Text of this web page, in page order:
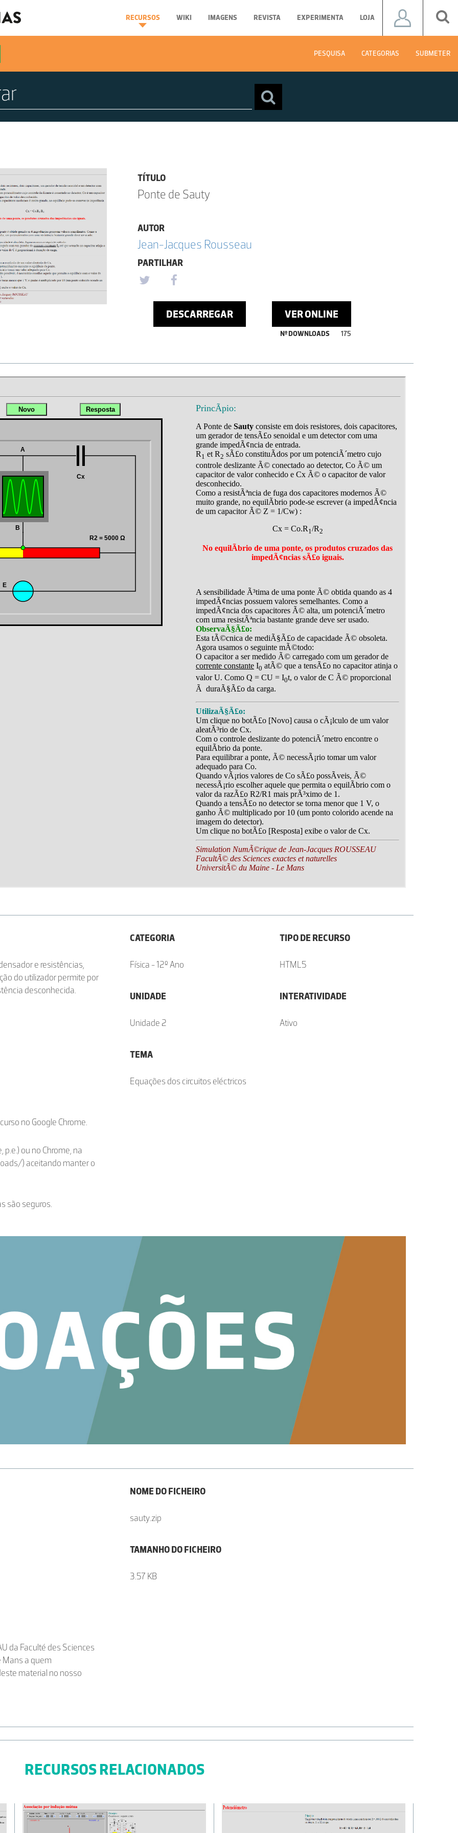
RECURSOS WIKI IMAGENS REVISTA EXPERIMENTA LOJA
PESQUISA CATEGORIAS SUBMETER
TÍTULO
Ponte de Sauty
AUTOR
Jean-Jacques Rousseau
PARTILHAR
DESCARREGAR VER ONLINE
Nº DOWNLOADS 175
e resistências,
do utilizador permite por
desconhecida.
no Google Chrome.
ou no Chrome, na
) aceitando manter o
são seguros.
CATEGORIA
Física - 12º Ano
UNIDADE
Unidade 2
TEMA
Equações dos circuitos eléctricos
TIPO DE RECURSO
HTML5
INTERATIVIDADE
Ativo
da Faculté des Sciences
Mans a quem
material no nosso
NOME DO FICHEIRO
sauty.zip
TAMANHO DO FICHEIRO
3.57 KB
RECURSOS RELACIONADOS